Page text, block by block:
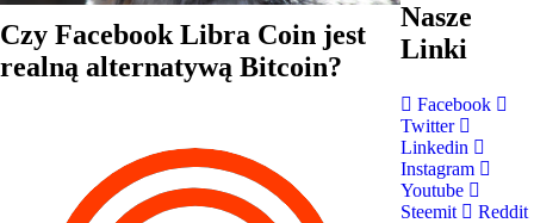
Czy Facebook Libra Coin jest
realną alternatywą Bitcoin?
Nasze
Linki
Facebook
Twitter
Linkedin
Instagram
Youtube
Steemit
Reddit